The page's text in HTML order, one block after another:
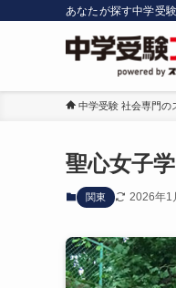
あなたが探す中学受
中学受験 社会専門の
聖心女子
関東 2026年1